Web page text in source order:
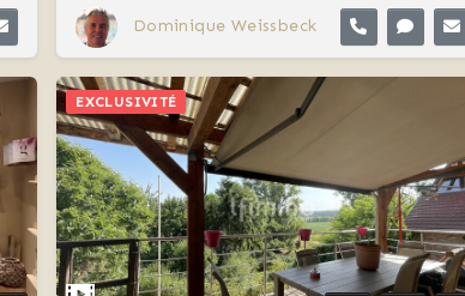
Dominique Weissbeck
EXCLUSIVITÉ